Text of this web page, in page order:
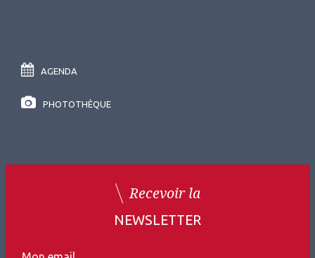
AGENDA
PHOTOTHÈQUE
Recevoir la
NEWSLETTER